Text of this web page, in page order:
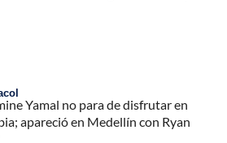
Yamal no para de disfrutar en
apareció en Medellín con Ryan